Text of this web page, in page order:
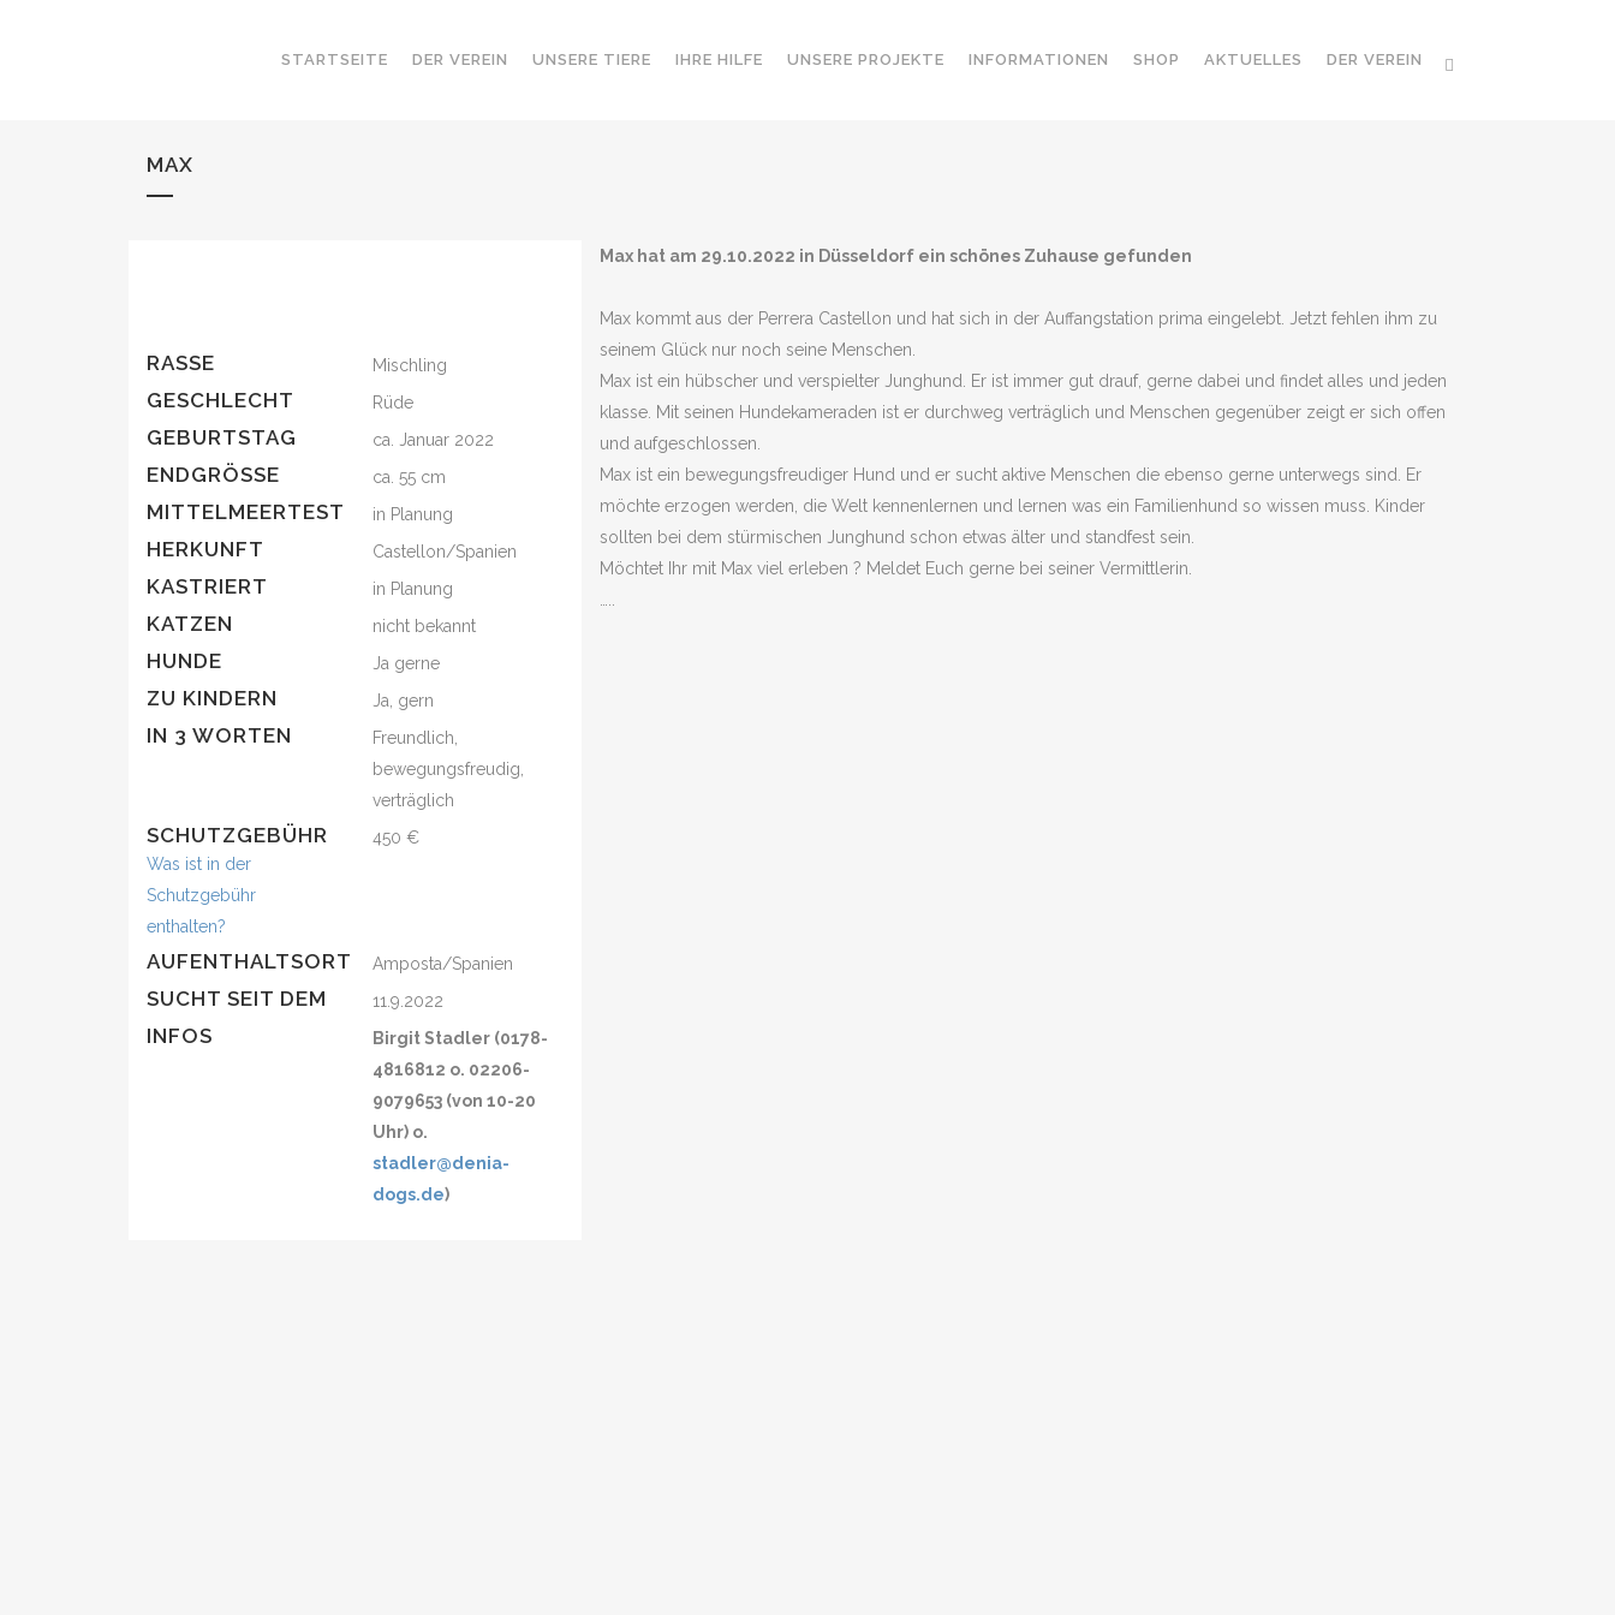
STARTSEITE DER VEREIN UNSERE TIERE IHRE HILFE UNSERE PROJEKTE INFORMATIONEN SHOP AKTUELLES DER VEREIN
MAX
RASSE Mischling
GESCHLECHT Rüde
GEBURTSTAG ca. Januar 2022
ENDGRÖSSE ca. 55 cm
MITTELMEERTEST in Planung
HERKUNFT Castellon/Spanien
KASTRIERT in Planung
KATZEN nicht bekannt
HUNDE Ja gerne
ZU KINDERN Ja, gern
IN 3 WORTEN
Freundlich,
bewegungsfreudig,
verträglich
SCHUTZGEBÜHR
Was ist in der
Schutzgebühr
enthalten?
450 €
AUFENTHALTSORT Amposta/Spanien
SUCHT SEIT DEM 11.9.2022
INFOS
Birgit Stadler (0178-
4816812 o. 02206-
9079653 (von 10-20
Uhr) o.
stadler@denia-
dogs.de)
Max hat am 29.10.2022 in Düsseldorf ein schönes Zuhause gefunden
Max kommt aus der Perrera Castellon und hat sich in der Auffangstation prima eingelebt. Jetzt fehlen ihm zu
seinem Glück nur noch seine Menschen.
Max ist ein hübscher und verspielter Junghund. Er ist immer gut drauf, gerne dabei und findet alles und jeden
klasse. Mit seinen Hundekameraden ist er durchweg verträglich und Menschen gegenüber zeigt er sich offen
und aufgeschlossen.
Max ist ein bewegungsfreudiger Hund und er sucht aktive Menschen die ebenso gerne unterwegs sind. Er
möchte erzogen werden, die Welt kennenlernen und lernen was ein Familienhund so wissen muss. Kinder
sollten bei dem stürmischen Junghund schon etwas älter und standfest sein.
Möchtet Ihr mit Max viel erleben ? Meldet Euch gerne bei seiner Vermittlerin.